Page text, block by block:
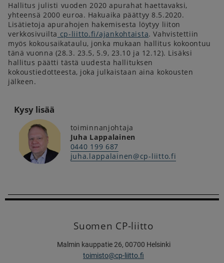
Hallitus julisti vuoden 2020 apurahat haettavaksi,
yhteensä 2000 euroa. Hakuaika päättyy 8.5.2020.
Lisätietoja apurahojen hakemisesta löytyy liiton
verkkosivuilta cp-liitto.fi/ajankohtaista. Vahvistettiin
myös kokousaikataulu, jonka mukaan hallitus kokoontuu
tänä vuonna (28.3. 23.5, 5.9, 23.10 ja 12.12). Lisäksi
hallitus päätti tästä uudesta hallituksen
kokoustiedotteesta, joka julkaistaan aina kokousten
jälkeen.
Kysy lisää
toiminnanjohtaja
Juha Lappalainen
0440 199 687
juha.lappalainen@cp-liitto.fi
Suomen CP-liitto
Malmin kauppatie 26, 00700 Helsinki
toimisto@cp-liitto.fi